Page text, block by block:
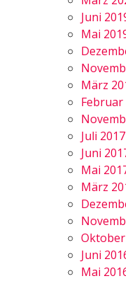
Juni
Mai
März
Februar
Juli 2017
Juni
Mai
März
Juni
Mai